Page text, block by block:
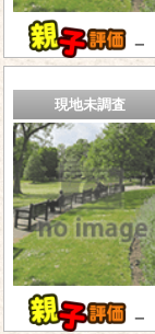
－
現地未調査
－